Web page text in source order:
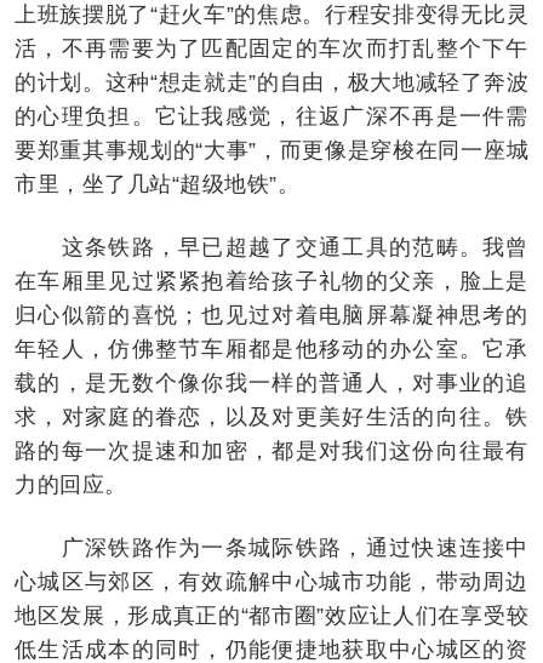
上班族摆脱了“赶火车”的焦虑。行程安排变得无比灵
活，不再需要为了匹配固定的车次而打乱整个下午
的计划。这种“想走就走”的自由，极大地减轻了奔波
的心理负担。它让我感觉，往返广深不再是一件需
要郑重其事规划的“大事”，而更像是穿梭在同一座城
市里，坐了几站“超级地铁”。
这条铁路，早已超越了交通工具的范畴。我曾
在车厢里见过紧紧抱着给孩子礼物的父亲，脸上是
归心似箭的喜悦；也见过对着电脑屏幕凝神思考的
年轻人，仿佛整节车厢都是他移动的办公室。它承
载的，是无数个像你我一样的普通人，对事业的追
求，对家庭的眷恋，以及对更美好生活的向往。铁
路的每一次提速和加密，都是对我们这份向往最有
力的回应。
广深铁路作为一条城际铁路，通过快速连接中
心城区与郊区，有效疏解中心城市功能，带动周边
地区发展，形成真正的“都市圈”效应让人们在享受较
低生活成本的同时，仍能便捷地获取中心城区的资